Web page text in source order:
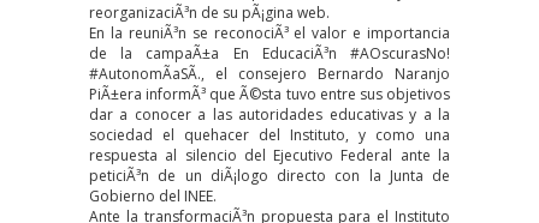
reorganizaciÃ³n de su pÃ¡gina web.
En la reuniÃ³n se reconociÃ³ el valor e importancia
de la campaÃ±a En EducaciÃ³n #AOscurasNo!
#AutonomÃ­aSÃ­., el consejero Bernardo Naranjo
PiÃ±era informÃ³ que Ã©sta tuvo entre sus objetivos
dar a conocer a las autoridades educativas y a la
sociedad el quehacer del Instituto, y como una
respuesta al silencio del Ejecutivo Federal ante la
peticiÃ³n de un diÃ¡logo directo con la Junta de
Gobierno del INEE.
Ante la transformaciÃ³n propuesta para el Instituto